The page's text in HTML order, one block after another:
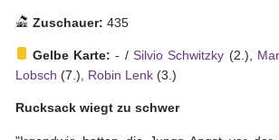
Zuschauer: 435
Gelbe Karte:- /Silvio Schwitzky (2.),
Lobsch (7.), Robin Lenk(3.)
Rucksack wiegt zu schwer